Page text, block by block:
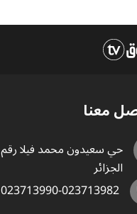
معنا
الجزائر
023713990-023713982